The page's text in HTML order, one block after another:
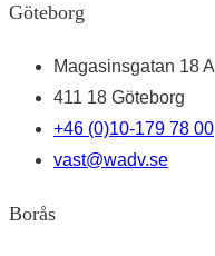
Göteborg
Magasinsgatan 18 A
411 18 Göteborg
+46 (0)10-179 78 00
vast@wadv.se
Borås